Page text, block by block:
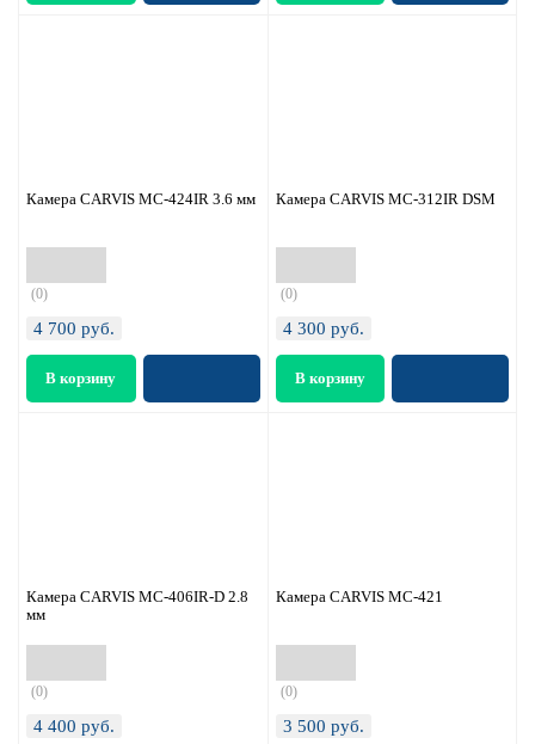
Камера CARVIS MC-424IR 3.6 мм
(0)
4 700 руб.
Камера CARVIS MC-312IR DSM
(0)
4 300 руб.
Камера CARVIS MC-406IR-D 2.8
мм
(0)
4 400 руб.
Камера CARVIS MC-421
(0)
3 500 руб.